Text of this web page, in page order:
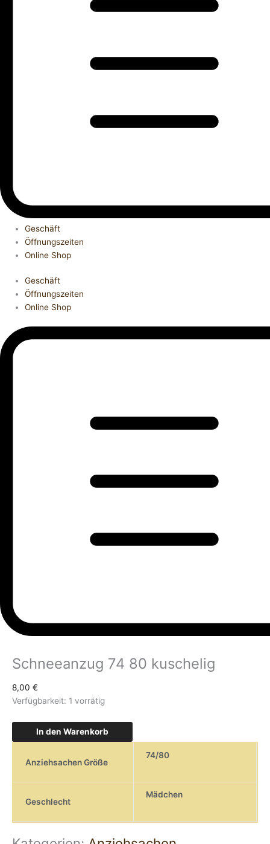
Geschäft
Öffnungszeiten
Online Shop
Geschäft
Öffnungszeiten
Online Shop
Schneeanzug 74 80 kuschelig
8,00 €
Verfügbarkeit: 1 vorrätig
In den Warenkorb
Anziehsachen Größe
74/80
Geschlecht
Mädchen